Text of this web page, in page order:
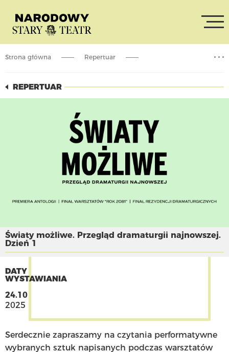
Strona główna
Repertuar
REPERTUAR
Światy możliwe. Przegląd dramaturgii najnowszej.
Dzień 1
DATY
WYSTAWIANIA
24.10
2025
Serdecznie zapraszamy na czytania performatywne
wybranych sztuk napisanych podczas warsztatów